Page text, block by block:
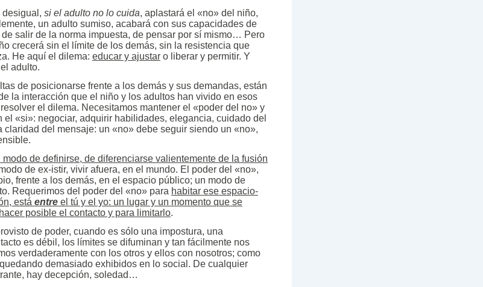
desigual, si el adulto no lo cuida, aplastará el «no» del niño,
un adulto sumiso, acabará con sus capacidades de
salir de la norma impuesta, de pensar por sí mismo… Pero
crecerá sin el límite de los demás, sin la resistencia que
He aquí el dilema: educar y ajustar o liberar y permitir. Y
adulto.
de posicionarse frente a los demás y sus demandas, están
la interacción que el niño y los adultos han vivido en esos
el dilema. Necesitamos mantener el «poder del no» y
el «si»: negociar, adquirir habilidades, elegancia, cuidado del
claridad del mensaje: un «no» debe seguir siendo un «no»,
modo de definirse, de diferenciarse valientemente de la fusión
de ex-istir, vivir afuera, en el mundo. El poder del «no»,
frente a los demás, en el espacio público; un modo de
Requerimos del poder del «no» para habitar ese espacio-
está entre el tú y el yo: un lugar y un momento que se
posible el contacto y para limitarlo.
de poder, cuando es sólo una impostura, una
es débil, los límites se difuminan y tan fácilmente nos
verdaderamente con los otros y ellos con nosotros; como
demasiado exhibidos en lo social. De cualquier
hay decepción, soledad…